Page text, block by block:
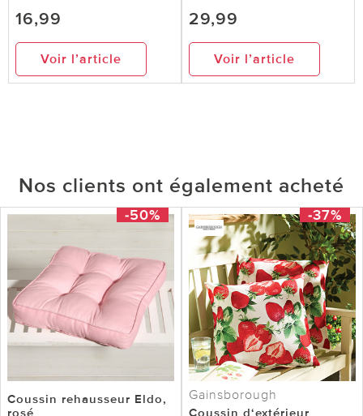
16,99
Voir l’article
29,99
Voir l’article
Nos clients ont également acheté
-50%
Coussin rehausseur Eldo,
rosé
-37%
Gainsborough
Coussin d‘extérieur